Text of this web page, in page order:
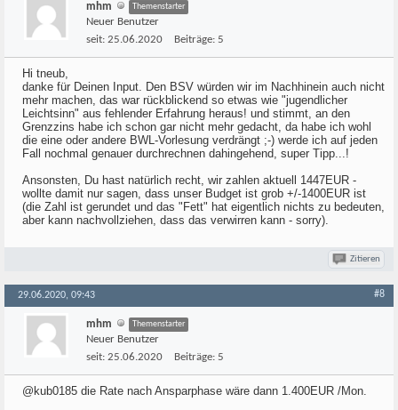
mhm Themenstarter
Neuer Benutzer
seit: 25.06.2020 Beiträge: 5
Hi tneub,
danke für Deinen Input. Den BSV würden wir im Nachhinein auch nicht
mehr machen, das war rückblickend so etwas wie "jugendlicher
Leichtsinn" aus fehlender Erfahrung heraus! und stimmt, an den
Grenzzins habe ich schon gar nicht mehr gedacht, da habe ich wohl
die eine oder andere BWL-Vorlesung verdrängt ;-) werde ich auf jeden
Fall nochmal genauer durchrechnen dahingehend, super Tipp...!
Ansonsten, Du hast natürlich recht, wir zahlen aktuell 1447EUR -
wollte damit nur sagen, dass unser Budget ist grob +/-1400EUR ist
(die Zahl ist gerundet und das "Fett" hat eigentlich nichts zu bedeuten,
aber kann nachvollziehen, dass das verwirren kann - sorry).
Zitieren
29.06.2020, 09:43 #8
mhm Themenstarter
Neuer Benutzer
seit: 25.06.2020 Beiträge: 5
@kub0185 die Rate nach Ansparphase wäre dann 1.400EUR /Mon.